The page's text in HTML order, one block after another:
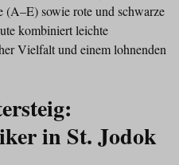
(A–E) sowie rote und schwarze
kombiniert leichte
Vielfalt und einem lohnenden
in St. Jodok